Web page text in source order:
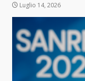
Luglio 14, 2026